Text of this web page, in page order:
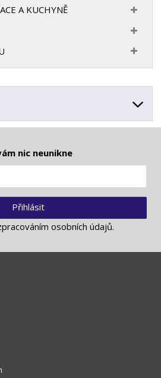
A KUCHYNĚ
nic neunikne
Přihlásit
osobních údajů.